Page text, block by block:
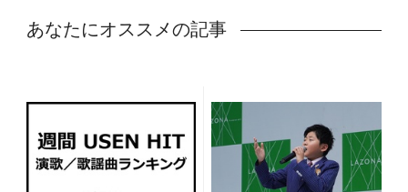
あなたにオススメの記事